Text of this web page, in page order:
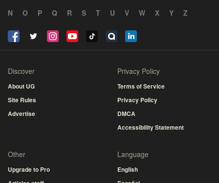
N
O P Q R S T U V W X Y Z
Discover
About UG
Site Rules
Advertise
Privacy Policy
Terms of Service
Privacy Policy
DMCA
Accessibility Statement
Other
Upgrade to Pro
Language
English